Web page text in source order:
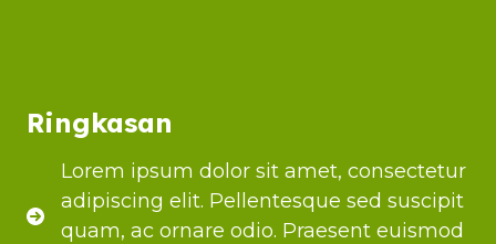
Ringkasan
Lorem ipsum dolor sit amet, consectetur
adipiscing elit. Pellentesque sed suscipit
quam, ac ornare odio. Praesent euismod